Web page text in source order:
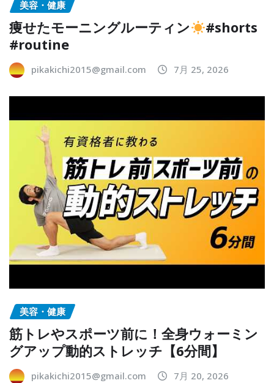
美容・健康
痩せたモーニングルーティン
#shorts
#routine
pikakichi2015@gmail.com 7月 25, 2026
美容・健康
筋トレやスポーツ前に！全身ウォーミン
グアップ動的ストレッチ【6分間】
pikakichi2015@gmail.com 7月 20, 2026